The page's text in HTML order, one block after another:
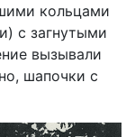
кольцами
с загнутыми
вызывали
шапочки с